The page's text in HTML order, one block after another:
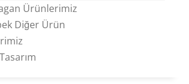
Ürünlerimiz
Diğer Ürün